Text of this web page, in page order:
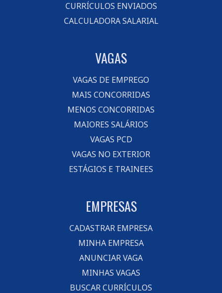
CURRÍCULOS ENVIADOS
CALCULADORA SALARIAL
VAGAS
VAGAS DE EMPREGO
MAIS CONCORRIDAS
MENOS CONCORRIDAS
MAIORES SALÁRIOS
VAGAS PCD
VAGAS NO EXTERIOR
ESTÁGIOS E TRAINEES
EMPRESAS
CADASTRAR EMPRESA
MINHA EMPRESA
ANUNCIAR VAGA
MINHAS VAGAS
BUSCAR CURRÍCULOS